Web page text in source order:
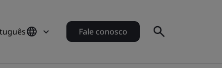
Fale conosco